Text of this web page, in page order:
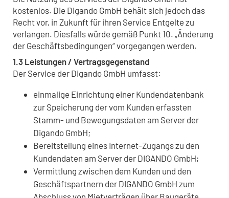
kostenlos. Die Digando GmbH behält sich jedoch das
Recht vor, in Zukunft für ihren Service Entgelte zu
verlangen. Diesfalls würde gemäß Punkt 10. „Änderung
der Geschäftsbedingungen“ vorgegangen werden.
1.3 Leistungen / Vertragsgegenstand
Der Service der Digando GmbH umfasst:
einmalige Einrichtung einer Kundendatenbank
zur Speicherung der vom Kunden erfassten
Stamm- und Bewegungsdaten am Server der
Digando GmbH;
Bereitstellung eines Internet-Zugangs zu den
Kundendaten am Server der DIGANDO GmbH;
Vermittlung zwischen dem Kunden und den
Geschäftspartnern der DIGANDO GmbH zum